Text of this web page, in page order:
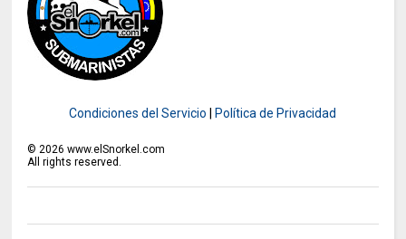
Condiciones del Servicio Política de Privacidad
©2026 www.elSnorkel.com
All rights reserved.